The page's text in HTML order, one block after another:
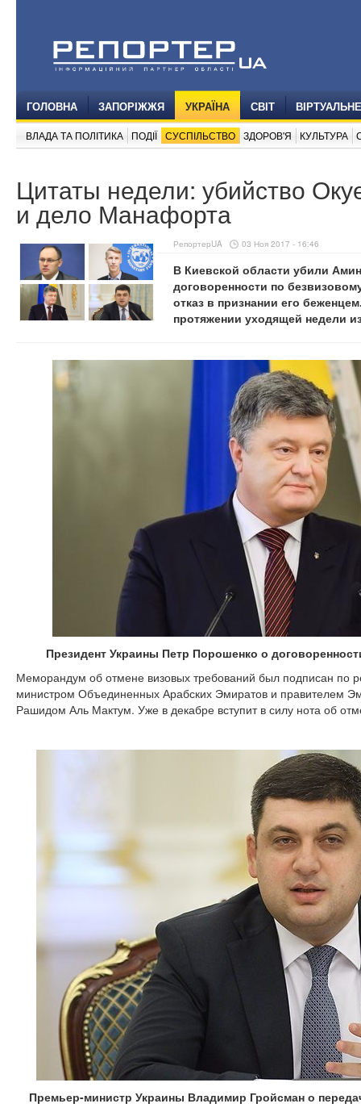
ГОЛОВНА ЗАПОРІЖЖЯ УКРАЇНА СВІТ
ВЛАДА ТА ПОЛІТИКА ПОДІЇ СУСПІЛЬСТВО ЗДОРОВ'Я КУЛЬТУРА
Цитаты недели: убийство
и дело Манафорта
РепортерUA 03 Ноя 2017 - 16:46
В Киевской области убили
договоренности по
отказ в признании его
протяжении уходящей недели
Президент Украины Петр Порошенко о
Меморандум об отмене визовых требований был подписан по
министром Объединенных Арабских Эмиратов и правителем
Рашидом Аль Мактум. Уже в декабре вступит в силу нота об
Премьер-министр Украины Владимир Гройсман о